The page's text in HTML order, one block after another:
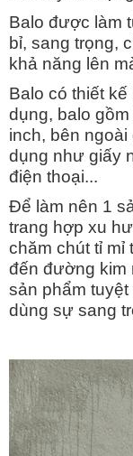
Balo được làm
bỉ, sang trọng,
khả năng lên
Balo có thiết
dụng, balo
inch, bên
dụng như giấy
điện thoại...
Để làm nên 1
trang hợp xu
chăm chút tỉ mỉ
đến đường kim
sản phẩm
dùng sự sang